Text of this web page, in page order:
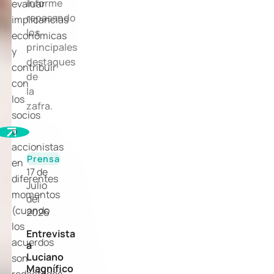
evaluar
implicancias
económicas
y
contribuir
con
los
socios
o
accionistas
en
diferentes
momentos
(cuando
los
acuerdos
son
informe
repasando
los
principales
destaques
de
la
zafra.
Prensa
17 de
Julio
del
2026
Entrevista
a
Luciano
Magnífico